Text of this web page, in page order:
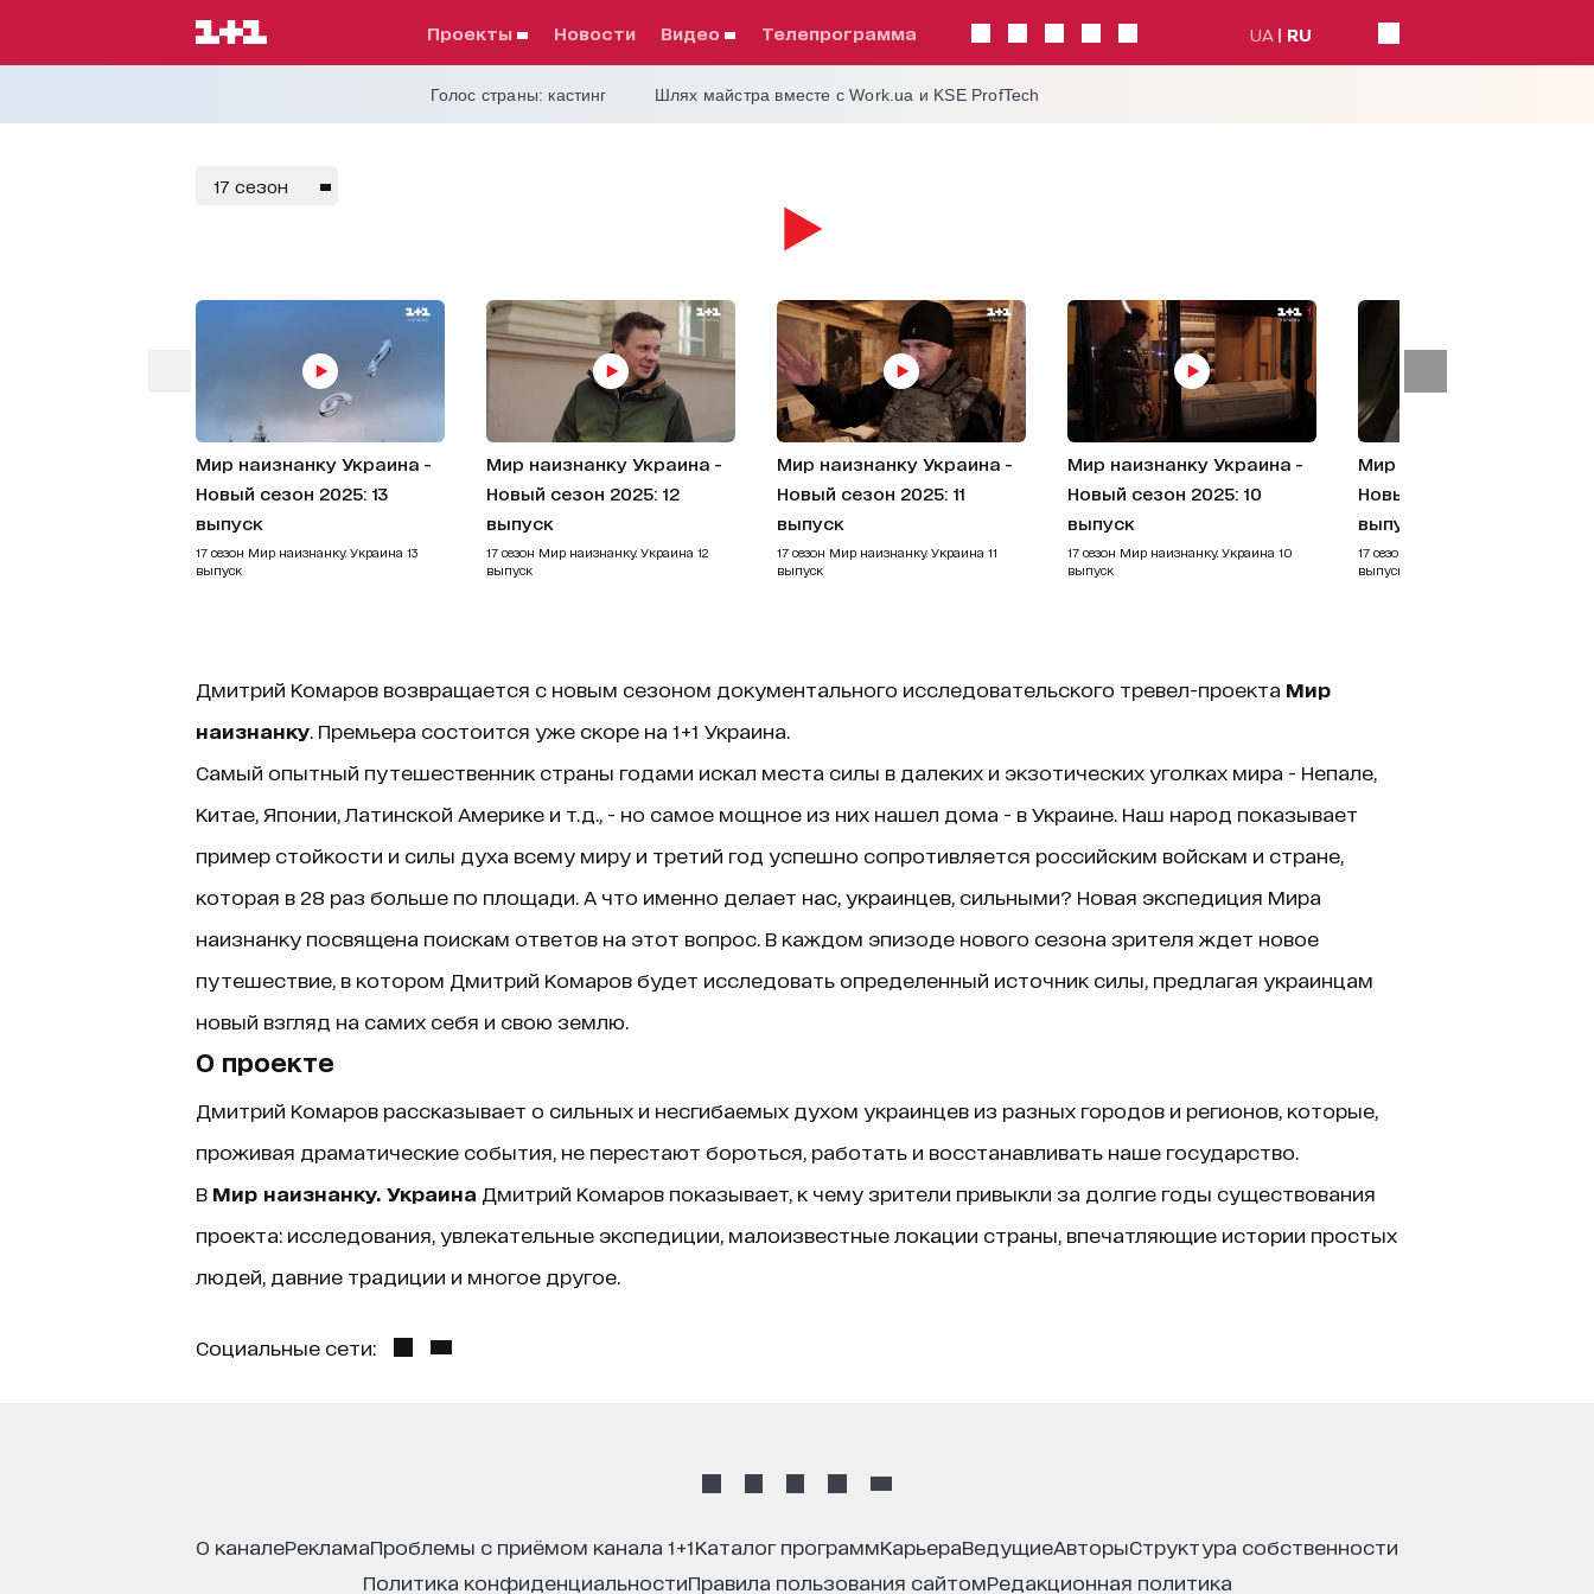
проекты Новости видео телепрограмма UA RU
Голос страны: кастинг Шлях майстра вместе с Work.ua и KSE ProfTech
17 сезон
Мир наизнанку Украина -
Новый сезон 2025: 13
выпуск
17 сезон Мир наизнанку. Украина 13
выпуск
Мир наизнанку Украина -
Новый сезон 2025: 12
выпуск
17 сезон Мир наизнанку. Украина 12
выпуск
Мир наизнанку Украина -
Новый сезон 2025: 11
выпуск
17 сезон Мир наизнанку. Украина 11
выпуск
Мир наизнанку Украина -
Новый сезон 2025: 10
выпуск
17 сезон Мир наизнанку. Украина 10
выпуск
Мир наизнанку Украина -
Новый сезон 2025: 9
выпуск
17 сезон Мир наизнанку. Украина 9
выпуск
Дмитрий Комаров возвращается с новым сезоном документального исследовательского тревел-проекта Мир
наизнанку. Премьера состоится уже скоре на 1+1 Украина.
Самый опытный путешественник страны годами искал места силы в далеких и экзотических уголках мира - Непале,
Китае, Японии, Латинской Америке и т.д., - но самое мощное из них нашел дома - в Украине. Наш народ показывает
пример стойкости и силы духа всему миру и третий год успешно сопротивляется российским войскам и стране,
которая в 28 раз больше по площади. А что именно делает нас, украинцев, сильными? Новая экспедиция Мира
наизнанку посвящена поискам ответов на этот вопрос. В каждом эпизоде нового сезона зрителя ждет новое
путешествие, в котором Дмитрий Комаров будет исследовать определенный источник силы, предлагая украинцам
новый взгляд на самих себя и свою землю.
О проекте
Дмитрий Комаров рассказывает о сильных и несгибаемых духом украинцев из разных городов и регионов, которые,
проживая драматические события, не перестают бороться, работать и восстанавливать наше государство.
В Мир наизнанку. Украина Дмитрий Комаров показывает, к чему зрители привыкли за долгие годы существования
проекта: исследования, увлекательные экспедиции, малоизвестные локации страны, впечатляющие истории простых
людей, давние традиции и многое другое.
Социальные сети:
о канале реклама проблемы с приёмом канала 1+1 каталог программ карьера ведущие авторы
структура собственности
политика конфиденциальности
правила пользования сайтом редакционная политика